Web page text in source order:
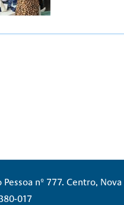
Pessoa nº 777. Centro, Nova
017